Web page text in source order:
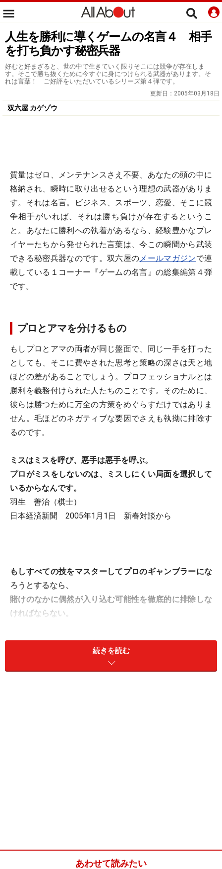
人生を勝利に導くゲームの名言４ 相手
を打ち負かす秘密兵器
好むと好まざると、世の中で生きていく限りそこには競争が存在しま
す。そこで勝ち抜くために今すぐに身につけられる武器があります。そ
れは言葉！ ご好評をいただいているシリーズ第４弾です。
更新日： 2005年03月18日
双六屋 カゲゾウ
質量はゼロ、メンテナンスさえ不要、あなたの頭の中に
格納され、瞬時に取り出せるという理想の武器がありま
す。それは名言。ビジネス、スポーツ、恋愛、そこに競
争相手がいれば、それは勝ち負けが存在するというこ
と。あなたに勝利への執着があるなら、経験豊かなプレ
イヤーたちから発せられた言葉は、今この瞬間から武装
できる秘密兵器なのです。双六屋のメールマガジンで連
載している１コーナー『ゲームの名言』の総集編第４弾
です。
プロとアマを分けるもの
もしプロとアマの両者が同じ盤面で、同じ一手を打った
としても、そこに費やされた思考と策略の深さは天と地
ほどの差があることでしょう。プロフェッショナルとは
勝利を義務付けられた人たちのことです。そのために、
彼らは勝つために万全の方策をめぐらすだけではありま
せん。毛ほどのネガティブな要因でさえも執拗に排除す
るのです。
ミスはミスを呼び、悪手は悪手を呼ぶ。
プロがミスをしないのは、ミスしにくい局面を選択して
いるからなんです。
羽生 善治（棋士）
日本経済新聞 2005年1月1日 新春対談から
もしすべての技をマスターしてプロのギャンブラーにな
ろうとするなら、
賭けのなかに偶然が入り込む可能性を徹底的に排除しな
ければならない。
『カジノ』（ニコラス・プレッジ 広瀬順弘訳／早川書
戦略とは、打つべき手がないときに、何をすべきか知る
続きを読む
あわせて読みたい